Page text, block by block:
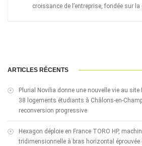
croissance de l’entreprise, fondée sur la
ARTICLES RÉCENTS
Plurial Novilia donne une nouvelle vie au
38 logements étudiants à Châlons-en-
reconversion progressive
Hexagon déploie en France TORO HP,
tridimensionnelle à bras horizontal éprouvée